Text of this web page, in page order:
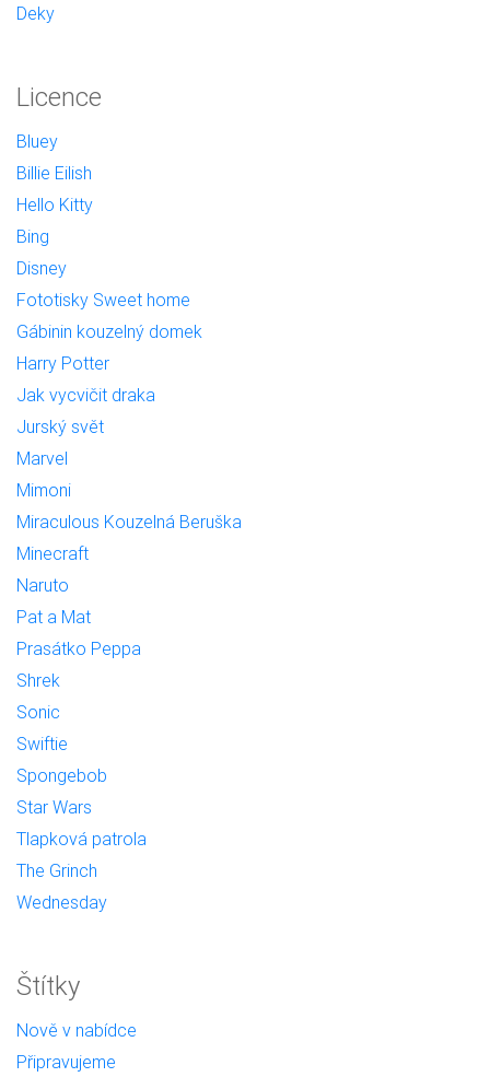
Deky
Licence
Bluey
Billie Eilish
Hello Kitty
Bing
Disney
Fototisky Sweet home
Gábinin kouzelný domek
Harry Potter
Jak vycvičit draka
Jurský svět
Marvel
Mimoni
Miraculous Kouzelná Beruška
Minecraft
Naruto
Pat a Mat
Prasátko Peppa
Shrek
Sonic
Swiftie
Spongebob
Star Wars
Tlapková patrola
The Grinch
Wednesday
Štítky
Nově v nabídce
Připravujeme